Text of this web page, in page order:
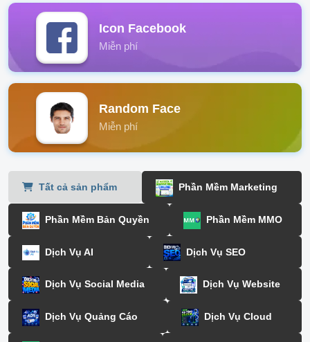
Icon Facebook
Miễn phí
Random Face
Miễn phí
Tất cả sản phẩm Phần Mềm Marketing
Phần Mềm Bản Quyền Phần Mềm MMO
Dịch Vụ AI Dịch Vụ SEO
Dịch Vụ Social Media Dịch Vụ Website
Dịch Vụ Quảng Cáo Dịch Vụ Cloud